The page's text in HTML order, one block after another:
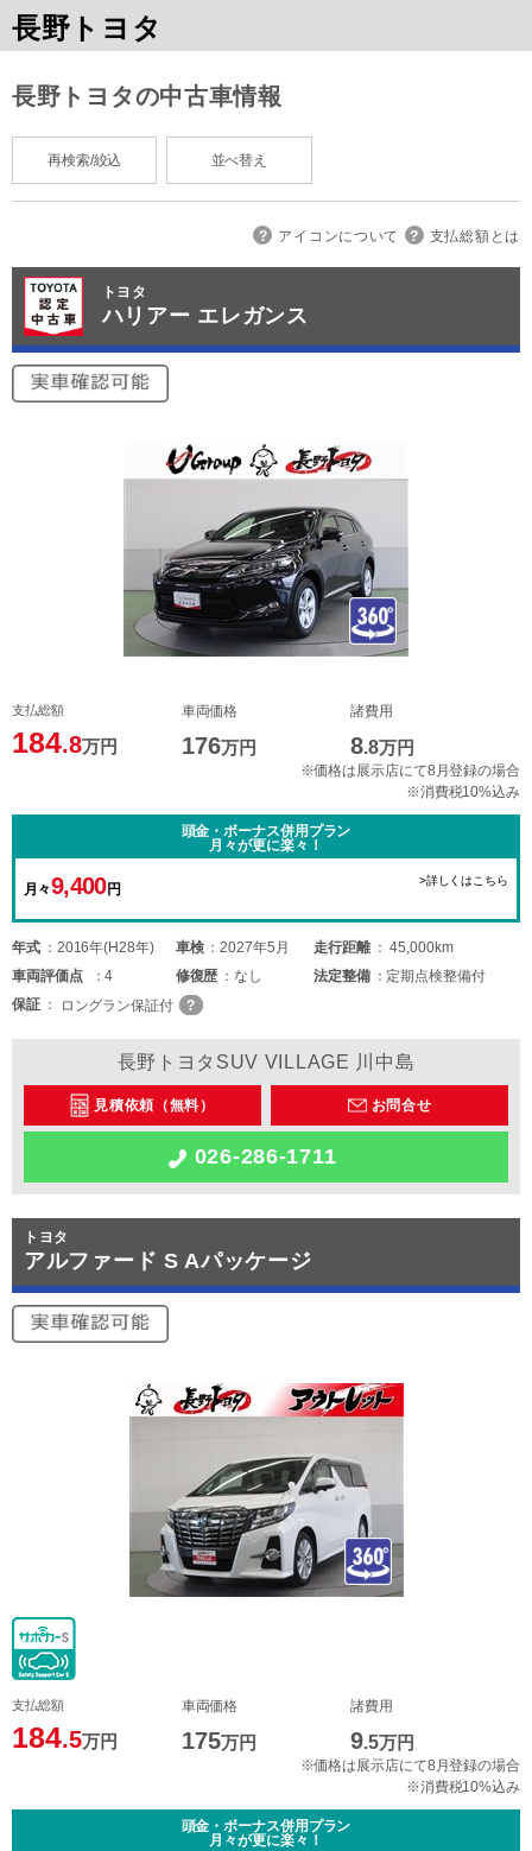
長野トヨタ
長野トヨタの中古車情報
再検索/絞込 並べ替え
アイコンについて 支払総額とは
トヨタ
ハリアー エレガンス
支払総額
184.8万円
車両価格
176万円
諸費用
8.8万円
※価格は展示店にて8月登録の場合
※消費税10%込み
頭金・ボーナス併用プラン
月々が更に楽々！
月々9,400円
>詳しくはこちら
年式 2016年(H28年) 車検 2027年5月 走行距離
45,000km
車両評価点 4 修復歴 なし 法定整備
定期点検整備付
保証
ロングラン保証付
長野トヨタSUV VILLAGE 川中島
見積依頼（無料） お問合せ
026-286-1711
トヨタ
アルファード S Aパッケージ
支払総額
184.5万円
車両価格
175万円
諸費用
9.5万円
※価格は展示店にて8月登録の場合
※消費税10%込み
頭金・ボーナス併用プラン
月々が更に楽々！